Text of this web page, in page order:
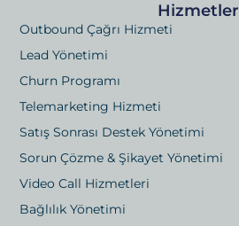
Hizmetler
Outbound Çağrı Hizmeti
Lead Yönetimi
Churn Programı
Telemarketing Hizmeti
Satış Sonrası Destek Yönetimi
Sorun Çözme & Şikayet Yönetimi
Video Call Hizmetleri
Bağlılık Yönetimi